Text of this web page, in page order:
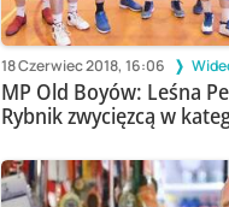
18 Czerwiec 2018, 16:06
MP Old Boyów: Leśna
Rybnik zwycięzcą w